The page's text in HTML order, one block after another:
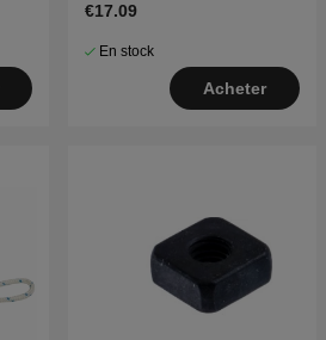
€17.09
En stock
Acheter